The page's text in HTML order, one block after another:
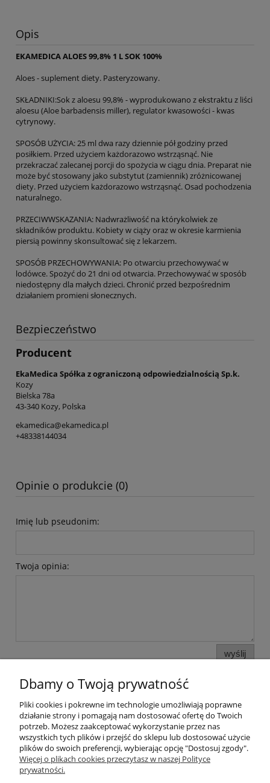
Opis
EKAMEDICA ALOES 99,8% 1 L SOK 100%
Aloes - suplement diety. Pasteryzowany.
SKŁADNIKI:Sok z aloesu 99,8% - wyprodukowano z ekstraktu z liści
aloesu (Aloe barbadensis miller), regulator kwasowości - kwas
cytrynowy.
SPOSÓB UŻYCIA: 25 ml dwa razy dziennie pół godziny przed
posiłkiem. Przed użyciem każdorazowo wstrząsnąć. Nie
przekraczać zalecanej porcji do spożycia w ciągu dnia. Preparat nie
może być stosowany jako substytut (zamiennik) zróżnicowanej
diety. Przed użyciem każdorazowo wstrząsnąć. Osad pochodzenia
naturalnego.
PRZECIWWSKAZANIA: Nadwrażliwość na którykolwiek ze
składników produktu. Kobiety w ciąży oraz w okresie karmienia
piersią powinny skonsultować się z lekarzem.
SPOSÓB PRZECHOWYWANIA: Po otwarciu przechowywać w
lodówce. Spożyć do 21 dni od otwarcia. Przechowywać w sposób
niedostępny dla małych dzieci. Chronić przed bezpośrednim
działaniem promieni słonecznych.
Bezpieczeństwo
Producent
EkaMedica Spółka z ograniczoną odpowiedzialnością Sp.k.
Kozy
Bielska 78a
43-340 Kozy, Polska
ekamedica@ekamedica.pl
+48338144034
Opinie o produkcie (0)
Imię lub pseudonim:
Twoja opinia:
wyślij
Pomoc
Moje konto
Dbamy o Twoją prywatność
Pliki cookies i pokrewne im technologie umożliwiają poprawne
działanie strony i pomagają nam dostosować ofertę do Twoich
potrzeb. Możesz zaakceptować wykorzystanie przez nas
wszystkich tych plików i przejść do sklepu lub dostosować użycie
plików do swoich preferencji, wybierając opcję "Dostosuj zgody".
Więcej o plikach cookies przeczytasz w naszej Polityce
prywatności.